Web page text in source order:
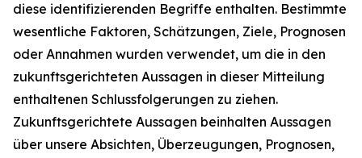
diese identifizierenden Begriffe enthalten. Bestimmte
wesentliche Faktoren, Schätzungen, Ziele, Prognosen
oder Annahmen wurden verwendet, um die in den
zukunftsgerichteten Aussagen in dieser Mitteilung
enthaltenen Schlussfolgerungen zu ziehen.
Zukunftsgerichtete Aussagen beinhalten Aussagen
über unsere Absichten, Überzeugungen, Prognosen,